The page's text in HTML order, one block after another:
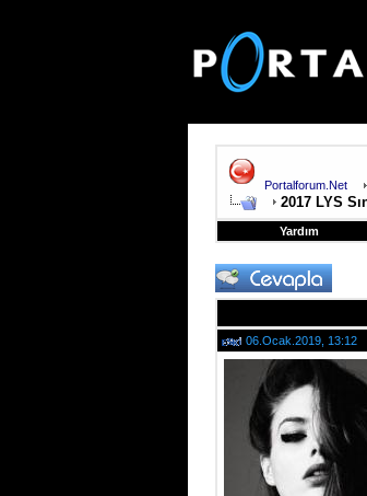
Portalforum.Net
2017 LYS
Yardım
06.Ocak.2019, 13:12